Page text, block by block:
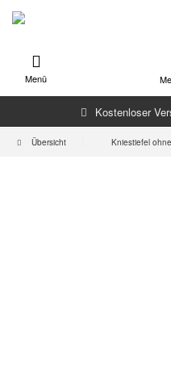
Kostenloser
Menü
Übersicht Kniestiefel